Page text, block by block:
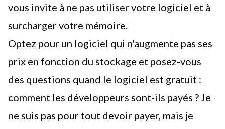
vous invite à ne pas utiliser votre logiciel et à
surcharger votre mémoire.
Optez pour un logiciel qui n'augmente pas ses
prix en fonction du stockage et posez-vous
des questions quand le logiciel est gratuit :
comment les développeurs sont-ils payés ? Je
ne suis pas pour tout devoir payer, mais je